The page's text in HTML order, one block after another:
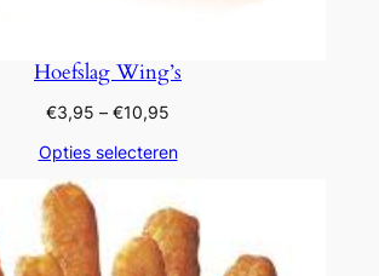
Hoefslag Wing’s
€3,95 – €10,95
tot
Opties selecteren